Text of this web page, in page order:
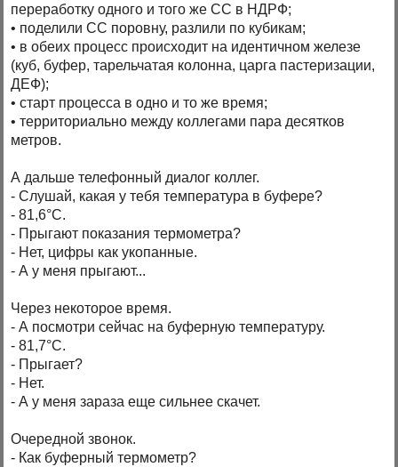
переработку одного и того же СС в НДРФ;
• поделили СС поровну, разлили по кубикам;
• в обеих процесс происходит на идентичном железе
(куб, буфер, тарельчатая колонна, царга пастеризации,
ДЕФ);
• старт процесса в одно и то же время;
• территориально между коллегами пара десятков
метров.
А дальше телефонный диалог коллег.
- Слушай, какая у тебя температура в буфере?
- 81,6°С.
- Прыгают показания термометра?
- Нет, цифры как укопанные.
- А у меня прыгают...
Через некоторое время.
- А посмотри сейчас на буферную температуру.
- 81,7°С.
- Прыгает?
- Нет.
- А у меня зараза еще сильнее скачет.
Очередной звонок.
- Как буферный термометр?